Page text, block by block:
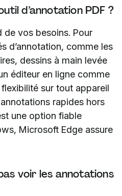
d’annotation PDF ?
de vos besoins. Pour
d’annotation, comme les
dessins à main levée
éditeur en ligne comme
sur tout appareil
rapides hors
une option fiable
Microsoft Edge assure
voir les annotations